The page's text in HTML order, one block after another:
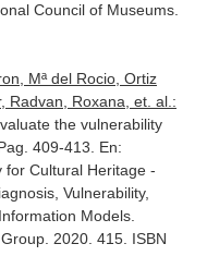
Council of Museums.
Mª del Rocio, Ortiz
Radvan, Roxana, et. al.:
the vulnerability
409-413. En:
for Cultural Heritage -
Vulnerability,
Models.
2020. 415. ISBN